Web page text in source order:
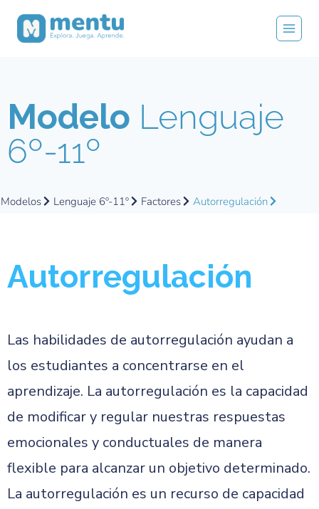
Modelo Lenguaje
6º-11º
Modelos Lenguaje 6º-11º Factores Autorregulación
Autorregulación
Las habilidades de autorregulación ayudan a
los estudiantes a concentrarse en el
aprendizaje. La autorregulación es la capacidad
de modificar y regular nuestras respuestas
emocionales y conductuales de manera
flexible para alcanzar un objetivo determinado.
La autorregulación es un recurso de capacidad